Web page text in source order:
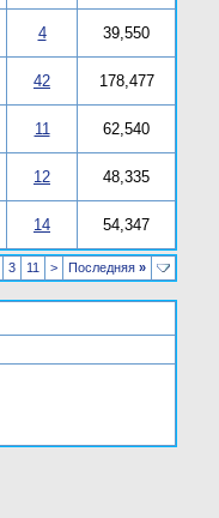
4 39,550
42 178,477
11 62,540
12 48,335
14 54,347
3 11 > Последняя »